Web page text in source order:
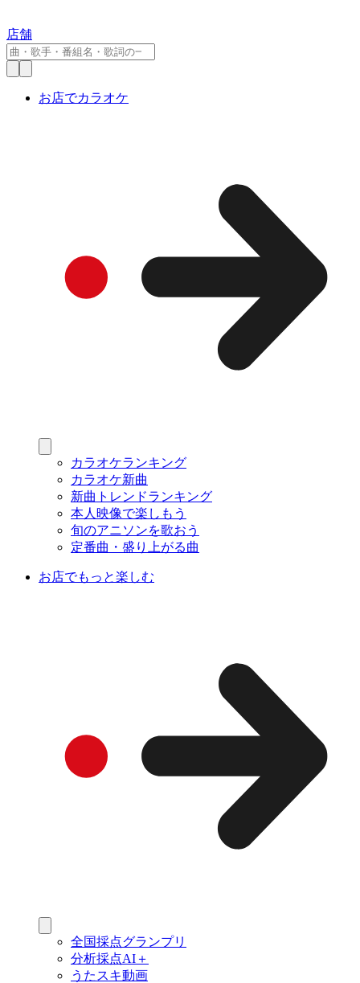
店舗
お店でカラオケ
カラオケランキング
カラオケ新曲
新曲トレンドランキング
本人映像で楽しもう
旬のアニソンを歌おう
定番曲・盛り上がる曲
お店でもっと楽しむ
全国採点グランプリ
分析採点AI＋
うたスキ動画